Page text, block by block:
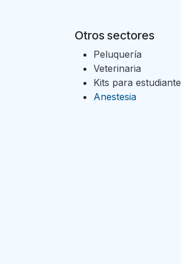
Otros sectores
Peluquería
Veterinaria
Kits para estudiante
Anestesia